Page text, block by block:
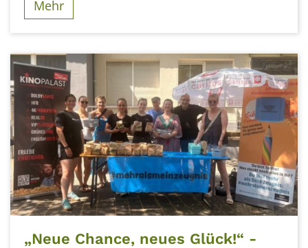
Mehr
„Neue Chance, neues Glück!“ -